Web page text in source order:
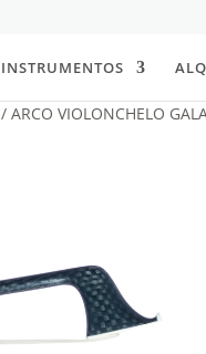
INSTRUMENTOS
/ ARCO VIOLONCHELO